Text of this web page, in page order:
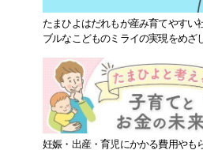
たまひよはだれもが産み育てやすい
ブルなこどものミライの実現をめざ
妊娠・出産・育児にかかる費用やも